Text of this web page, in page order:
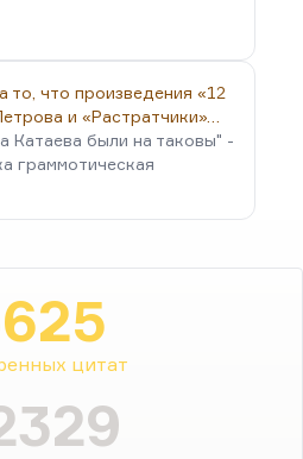
то, что произведения «12
и «Растратчики»…
Катаева были на таковы" -
граммотическая
цитат